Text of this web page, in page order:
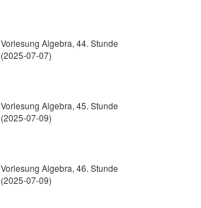
Vorlesung Algebra, 44. Stunde
(2025-07-07)
Vorlesung Algebra, 45. Stunde
(2025-07-09)
Vorlesung Algebra, 46. Stunde
(2025-07-09)